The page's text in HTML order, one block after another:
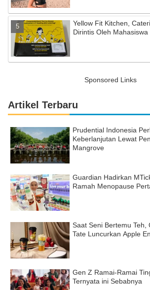
Yellow Fit Kitchen,
Dirintis Oleh Mahasiswa
Sponsored Links
Artikel Terbaru
Prudential Indonesia
Keberlanjutan Lewat
Mangrove
Guardian Hadirkan
Ramah Menopause
Saat Seni Bertemu Teh,
Tate Luncurkan Apple
Gen Z Ramai-Ramai
Ternyata ini Sebabnya